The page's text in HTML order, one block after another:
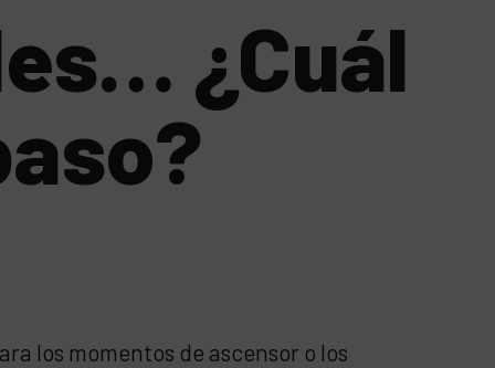
¿Cuál
los momentos de ascensor o los